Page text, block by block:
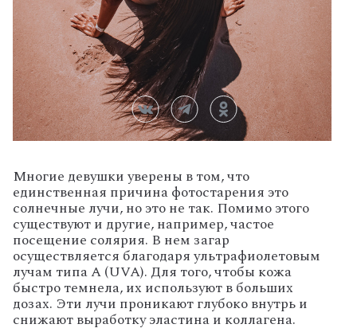
Многие девушки уверены в том, что
единственная причина фотостарения это
солнечные лучи, но это не так. Помимо этого
существуют и другие, например, частое
посещение солярия. В нем загар
осуществляется благодаря ультрафиолетовым
лучам типа А (UVA). Для того, чтобы кожа
быстро темнела, их используют в больших
дозах. Эти лучи проникают глубоко внутрь и
снижают выработку эластина и коллагена.